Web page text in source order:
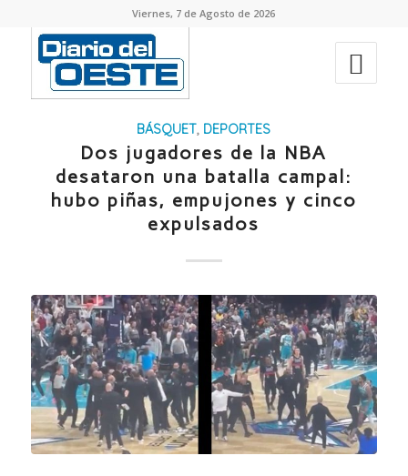
Viernes, 7 de Agosto de 2026
BÁSQUET, DEPORTES
Dos jugadores de la NBA
desataron una batalla campal:
hubo piñas, empujones y cinco
expulsados